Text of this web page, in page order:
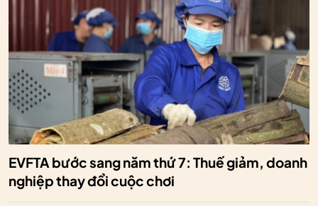
EVFTA bước sang năm thứ 7: Thuế giảm, doanh
nghiệp thay đổi cuộc chơi